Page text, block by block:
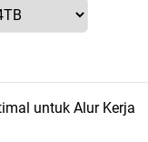
untuk Alur Kerja